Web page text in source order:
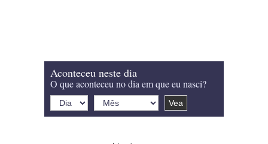
Aconteceu neste dia
O que aconteceu no dia em que eu nasci?